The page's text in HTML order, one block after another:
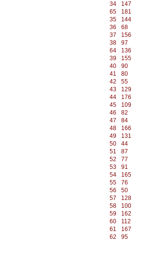
34
147
65
181
35
144
36
68
37
156
38
97
64
136
39
155
40
90
41
80
42
55
43
129
44
176
45
109
46
82
47
84
48
166
49
131
50
44
51
87
52
77
53
91
54
165
55
76
56
50
57
128
58
100
59
162
60
112
61
167
62
95